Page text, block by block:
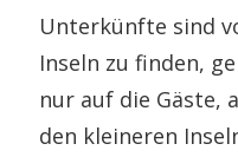
Unterkünfte sind
Inseln zu finden,
nur auf die Gäste,
den kleineren